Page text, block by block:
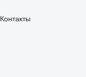
Контакты